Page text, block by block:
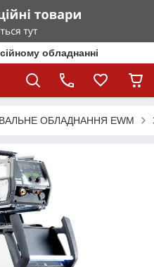
обладнанні
ОБЛАДНАННЯ EWM